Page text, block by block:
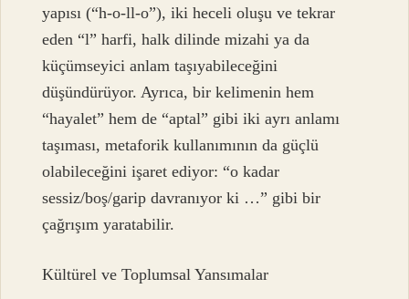
yapısı (“h‑o‑ll‑o”), iki heceli oluşu ve tekrar
eden “l” harfi, halk dilinde mizahi ya da
küçümseyici anlam taşıyabileceğini
düşündürüyor. Ayrıca, bir kelimenin hem
“hayalet” hem de “aptal” gibi iki ayrı anlamı
taşıması, metaforik kullanımının da güçlü
olabileceğini işaret ediyor: “o kadar
sessiz/boş/garip davranıyor ki …” gibi bir
çağrışım yaratabilir.
Kültürel ve Toplumsal Yansımalar